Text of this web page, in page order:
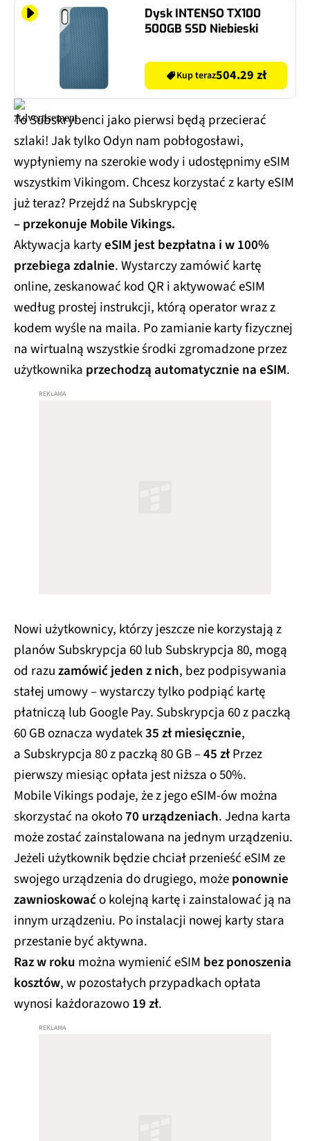
Dysk INTENSO TX100
500GB SSD Niebieski
Kup teraz504.29 zł
To Subskrybenci jako pierwsi będą przecierać
szlaki! Jak tylko Odyn nam pobłogosławi,
wypłyniemy na szerokie wody i udostępnimy eSIM
wszystkim Vikingom. Chcesz korzystać z karty eSIM
już teraz? Przejdź na Subskrypcję
– przekonuje Mobile Vikings.
Aktywacja kartyeSIM jest bezpłatna i w 100%
przebiega zdalnie. Wystarczy zamówić kartę
online, zeskanować kod QR i aktywować eSIM
według prostej instrukcji, którą operator wraz z
kodem wyśle na maila. Po zamianie karty fizycznej
na wirtualną wszystkie środki zgromadzone przez
użytkownika przechodzą automatycznie na eSIM.
Nowi użytkownicy, którzy jeszcze nie korzystają z
planów Subskrypcja 60 lub Subskrypcja 80, mogą
od razuzamówić jeden z nich, bez podpisywania
stałej umowy – wystarczy tylko podpiąć kartę
płatniczą lub Google Pay. Subskrypcja 60 z paczką
60 GB oznacza wydatek35 zł miesięcznie,
a Subskrypcja 80 z paczką 80 GB –45 złPrzez
pierwszy miesiąc opłata jest niższa o 50%.
Mobile Vikings podaje, że z jego eSIM-ów można
skorzystać na około70 urządzeniach. Jedna karta
może zostać zainstalowana na jednym urządzeniu.
Jeżeli użytkownik będzie chciał przenieść eSIM ze
swojego urządzenia do drugiego, możeponownie
zawnioskowaćo kolejną kartę i zainstalować ją na
innym urządzeniu. Po instalacji nowej karty stara
przestanie być aktywna.
Raz w roku można wymienić eSIM bez ponoszenia
kosztów, w pozostałych przypadkach opłata
wynosi każdorazowo19 zł.